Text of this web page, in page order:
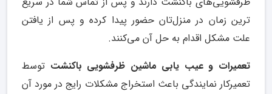
ترین زمان در منزل‌تان حضور پیدا کرده و پس از یافتن
علت مشکل اقدام به حل آن می‌کنند.
تعمیرات و عیب یابی ماشین ظرفشویی باکنشت توسط
تعمیرکار نمایندگی باعث استخراج مشکلات رایج در مورد آن